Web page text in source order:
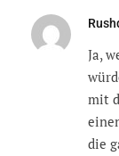
Ja,
mit
die